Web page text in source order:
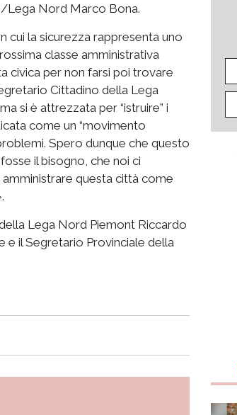
Lega Nord Marco Bona.
cui la sicurezza rappresenta uno
classe amministrativa
civica per non farsi poi trovare
Cittadino della Lega
si è attrezzata per “istruire” i
come un “movimento
Spero dunque che questo
il bisogno, che noi ci
questa città come
Lega Nord Piemont Riccardo
e il Segretario Provinciale della